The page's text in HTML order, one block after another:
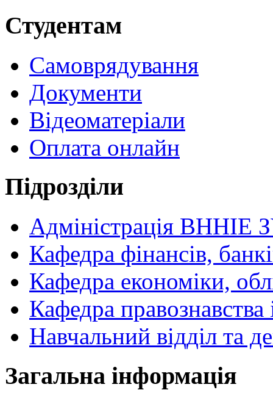
Студентам
Самоврядування
Документи
Відеоматеріали
Оплата онлайн
Підрозділи
Адміністрація ВННІЕ
Кафедра фінансів,
Кафедра економіки,
Кафедра
Навчальний відділ та
Загальна інформація